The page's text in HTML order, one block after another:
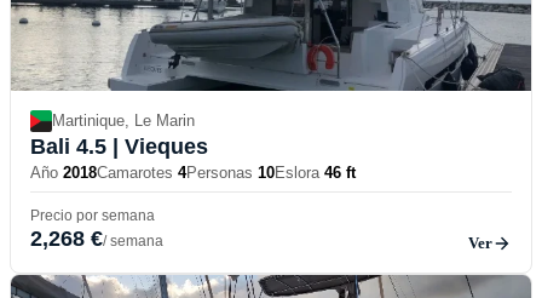
Martinique, Le Marin
Bali 4.5 | Vieques
Año 2018Camarotes 4Personas 10Eslora 46 ft
Precio por semana
2,268 €/ semana Ver